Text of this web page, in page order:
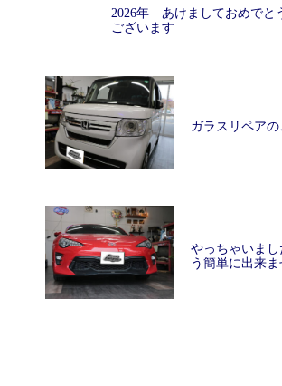
2026年 あけましておめでと
ございます
ガラスリペアの
やっちゃいま
う簡単に出来ま